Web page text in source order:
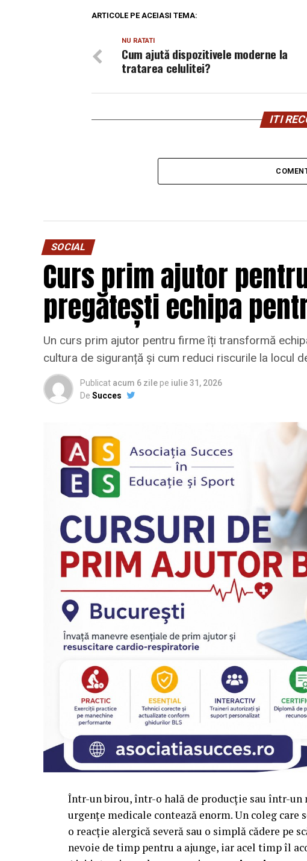
ARTICOLE PE ACEIASI TEMA:
NU RATATI
Cum ajută dispozitivele moderne la
tratarea celulitei?
ITI
SOCIAL
Curs prim ajutor
pregătești echipa
Un curs prim ajutor pentru firme îți transformă
cultura de siguranță și cum reduci riscurile la locul
Publicat acum 6 zile pe iulie 31, 2026
De Succes
Într-un birou, într-o hală de producție sau într-un
urgențe medicale contează enorm. Un coleg
o reacție alergică severă sau o simplă cădere pe
nevoie de timp pentru a ajunge, iar acel timp îl